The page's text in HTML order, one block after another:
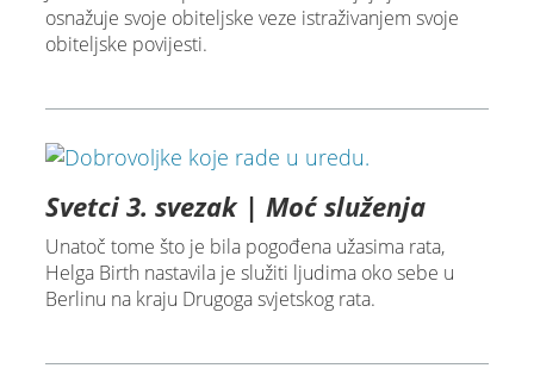
osnažuje svoje obiteljske veze istraživanjem svoje
obiteljske povijesti.
Svetci 3. svezak | Moć služenja
Unatoč tome što je bila pogođena užasima rata,
Helga Birth nastavila je služiti ljudima oko sebe u
Berlinu na kraju Drugoga svjetskog rata.